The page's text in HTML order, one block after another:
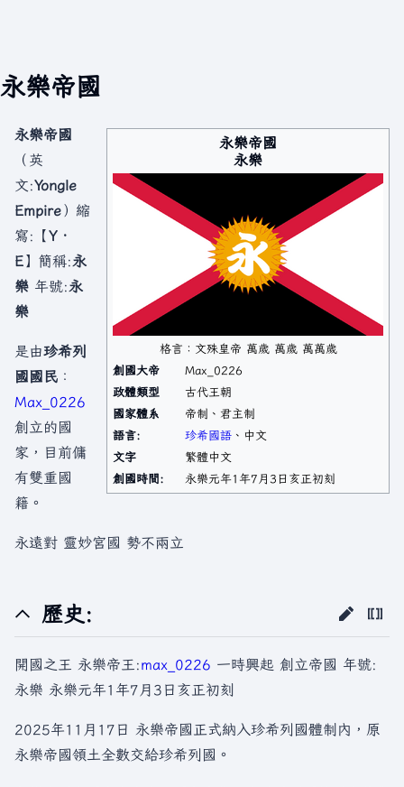
永樂帝國
永樂帝國
永樂
格言：文殊皇帝 萬歲 萬歲 萬萬歲
創國大帝
Max_0226
政體類型
古代王朝
國家體系
帝制、君主制
語言:
珍希國語 、中文
文字
繁體中文
創國時間:
永樂元年1年7月3日亥正初刻
永樂帝國
（英
文:Yongle
Empire）縮
寫:【Y．
E】簡稱:永
樂 年號:永
樂
是由珍希列
國國民 ：
Max_0226
創立的國
家，目前傭
有雙重國
籍。
永遠對 靈妙宮國 勢不兩立
歷史:
開國之王 永樂帝王:max_0226 一時興起 創立帝國 年號:
永樂 永樂元年1年7月3日亥正初刻
2025年11月17日 永樂帝國正式納入珍希列國體制內，原
永樂帝國領土全數交給珍希列國。